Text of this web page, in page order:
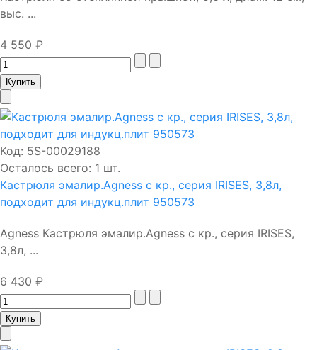
выс. ...
4 550 ₽
Код: 5S-00029188
Осталось всего: 1 шт.
Кастрюля эмалир.Agness с кр., серия IRISES, 3,8л,
подходит для индукц.плит 950573
Agness Кастрюля эмалир.Agness с кр., серия IRISES,
3,8л, ...
6 430 ₽